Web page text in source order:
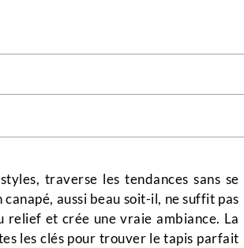
traverse les tendances sans se
aussi beau soit-il, ne suffit pas
relief et crée une vraie ambiance. La
les clés pour trouver le tapis parfait